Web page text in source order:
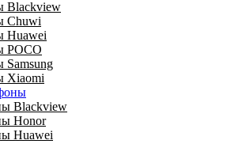
Blackview
Chuwi
Huawei
POCO
Xiaomi
Blackview
Honor
Huawei